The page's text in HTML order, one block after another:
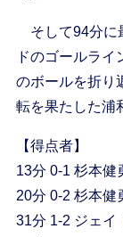
そして94分に
ドのゴールラ
のボールを折り
転を果たした浦
【得点者】
13分 0-1 杉本健
20分 0-2 杉本健
31分 1-2 ジェイ